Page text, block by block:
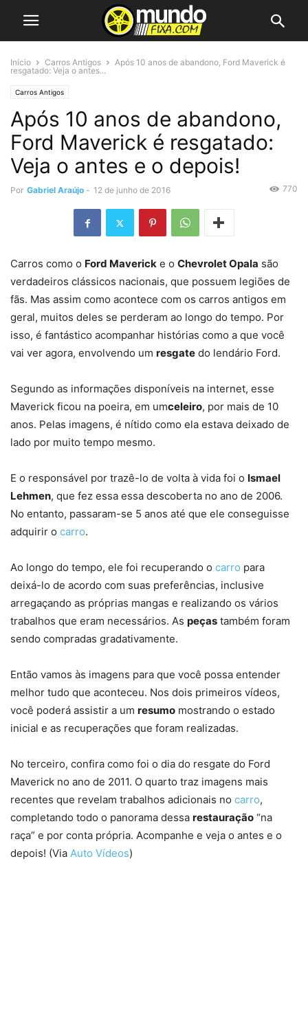
Início Carros Antigos
Após 10 anos de abandono, Ford Maverick é
resgatado: Veja o antes...
Carros Antigos
Após 10 anos de abandono,
Ford Maverick é resgatado:
Veja o antes e o depois!
Por Gabriel Araújo - 12 de junho de 2016 770
Carros como o Ford Maverick e o Chevrolet Opala são
verdadeiros clássicos nacionais, que possuem legiões de
fãs. Mas assim como acontece com os carros antigos em
geral, muitos deles se perderam ao longo do tempo. Por
isso, é fantástico acompanhar histórias como a que você
vai ver agora, envolvendo um resgate do lendário Ford.
Segundo as informações disponíveis na internet, esse
Maverick ficou na poeira, em umceleiro, por mais de 10
anos. Pelas imagens, é nítido como ela estava deixado de
lado por muito tempo mesmo.
E o responsável por trazê-lo de volta à vida foi o Ismael
Lehmen, que fez essa essa descoberta no ano de 2006.
No entanto, passaram-se 5 anos até que ele conseguisse
adquirir o carro.
Ao longo do tempo, ele foi recuperando o carro para
deixá-lo de acordo com suas preferências, inclusive
arregaçando as próprias mangas e realizando os vários
trabalhos que eram necessários. As peças também foram
sendo compradas gradativamente.
Então vamos às imagens para que você possa entender
melhor tudo que aconteceu. Nos dois primeiros vídeos,
você poderá assistir a um resumo mostrando o estado
inicial e as recuperações que foram realizadas.
No terceiro, confira como foi o dia do resgate do Ford
Maverick no ano de 2011. O quarto traz imagens mais
recentes que revelam trabalhos adicionais no carro,
completando todo o panorama dessa restauração “na
raça” e por conta própria. Acompanhe e veja o antes e o
depois! (Via Auto Vídeos)